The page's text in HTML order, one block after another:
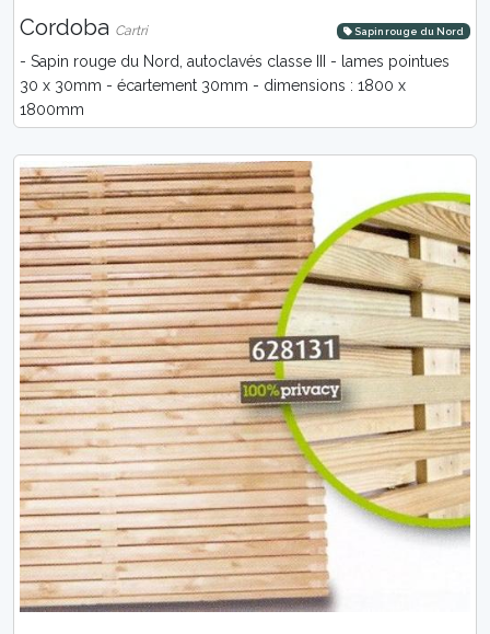
Cordoba Cartri Sapin rouge du Nord
- Sapin rouge du Nord, autoclavés classe III - lames pointues
30 x 30mm - écartement 30mm - dimensions : 1800 x
1800mm